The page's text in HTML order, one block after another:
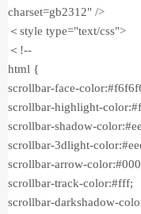
charset=gb2312" />
＜style type="text/css">
＜!--
html {
scrollbar-face-
scrollbar-highlight-
scrollbar-shadow-
scrollbar-3dlight-
scrollbar-arrow-
scrollbar-track-color:#fff;
scrollbar-darkshadow-